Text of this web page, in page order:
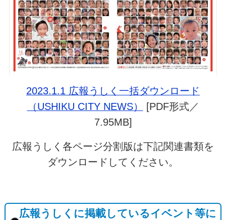
2023.1.1 広報うしく一括ダウンロード
（USHIKU CITY NEWS）
[PDF形式／
7.95MB]
広報うしく各ページ分割版は下記関連書類を
ダウンロードしてください。
広報うしくに掲載しているイベント等に